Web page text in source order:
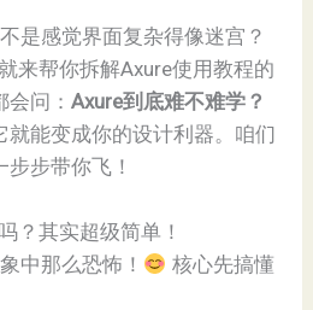
是感觉界面复杂得像迷宫？
来帮你拆解Axure使用教程的
会问：​​Axure到底难不难学？​
就能变成你的设计利器。咱们
步带你飞！
？其实超级简单！
中那么恐怖！
核心先搞懂